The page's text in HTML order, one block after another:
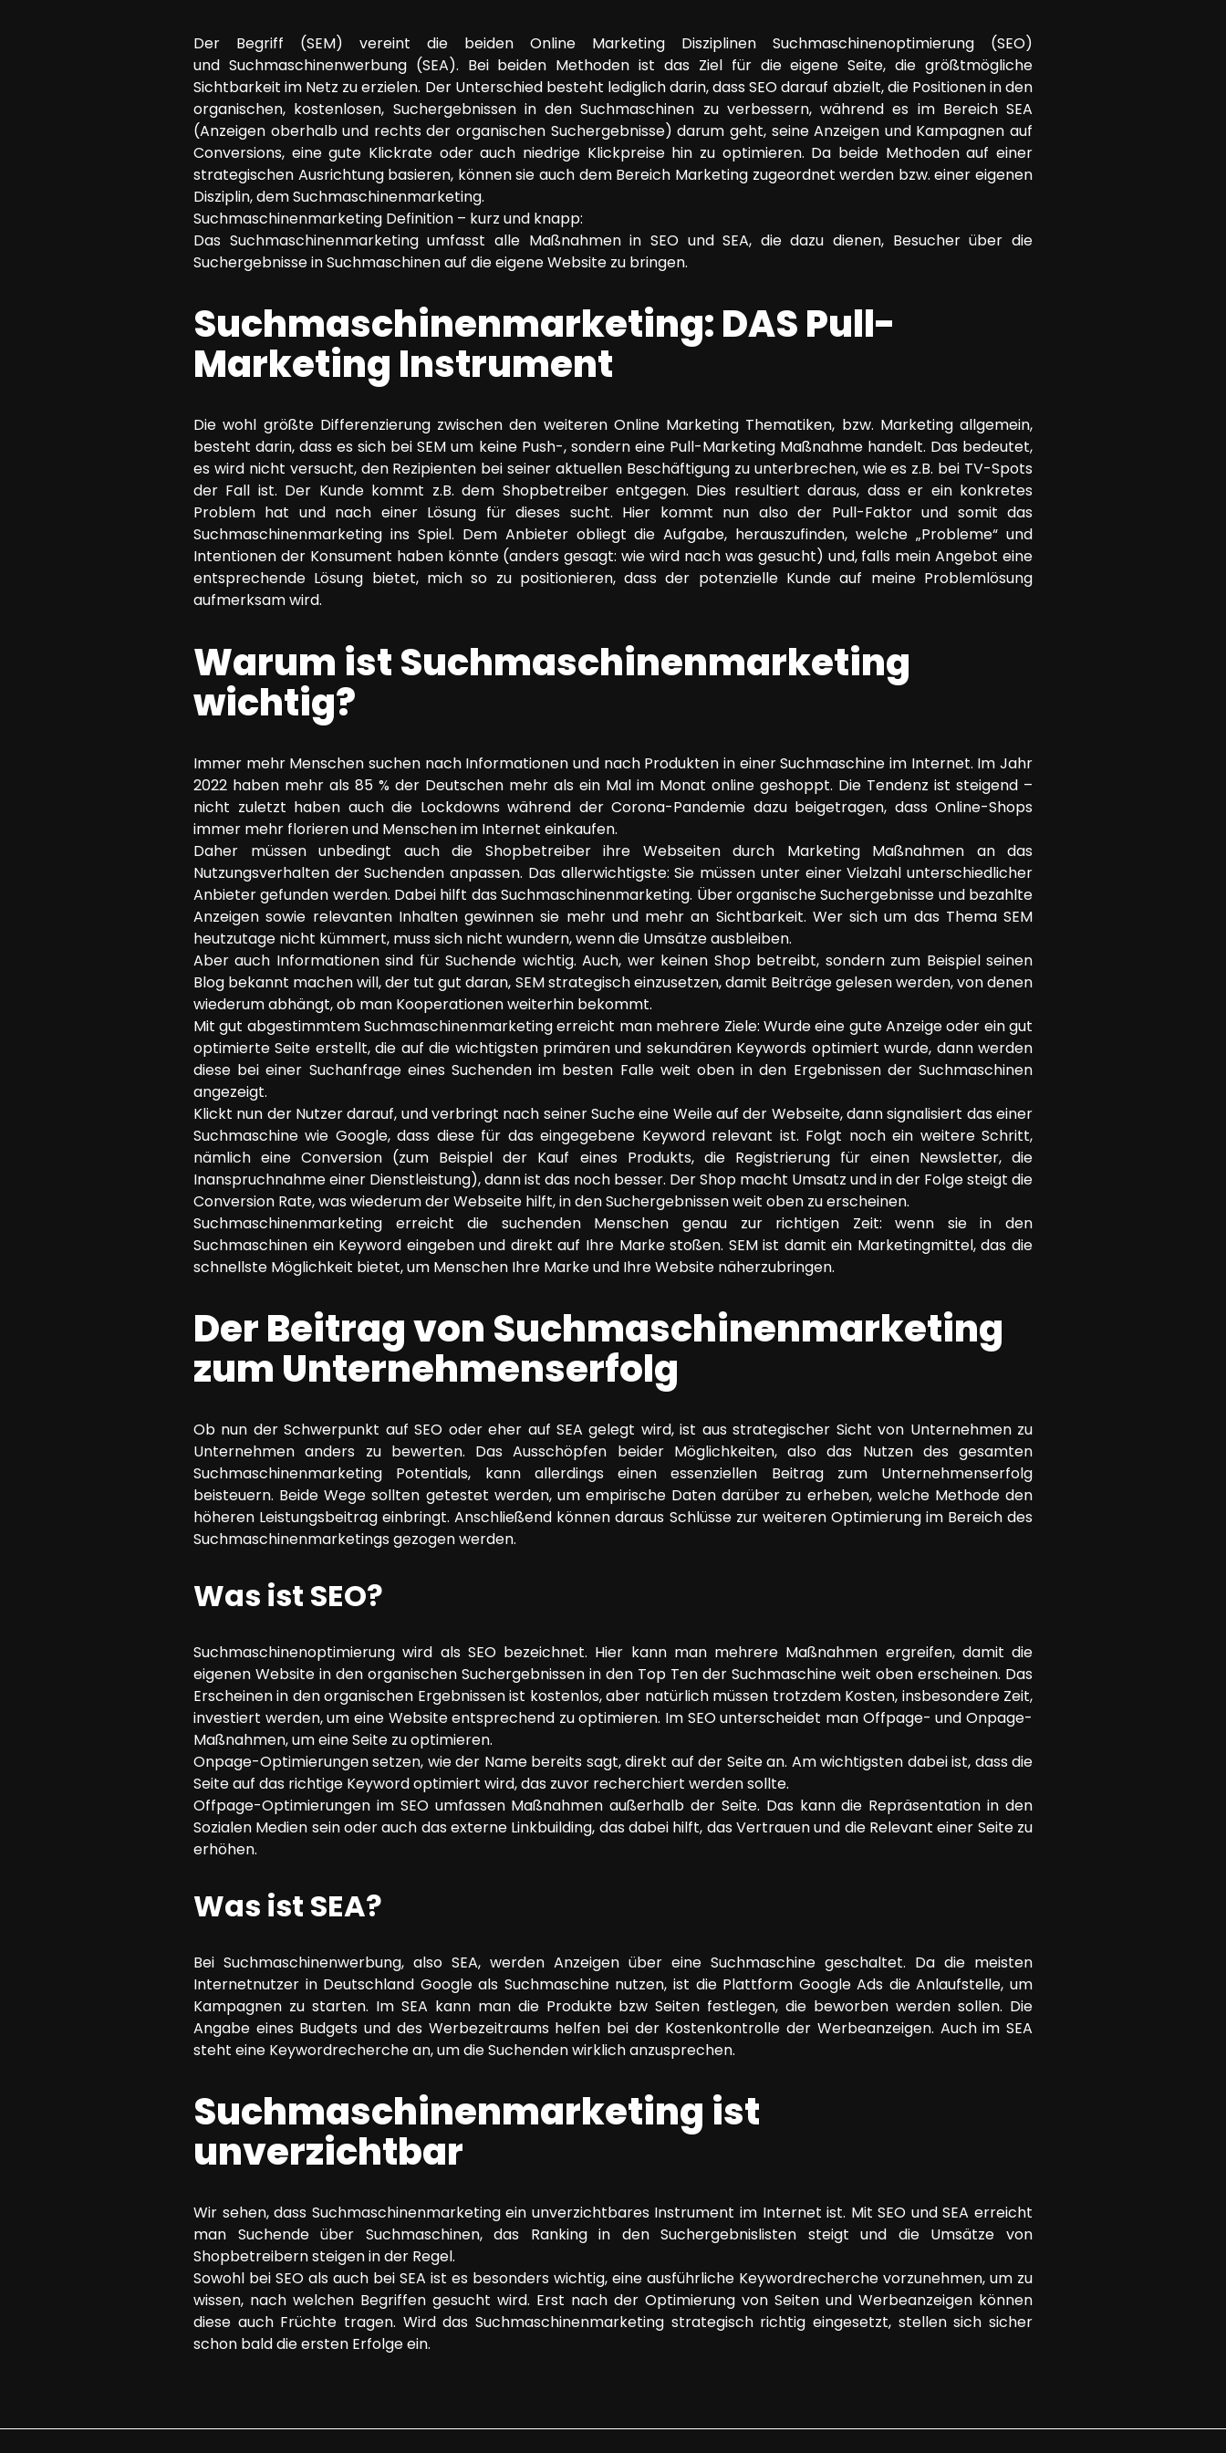
Google Ads Kampagnen-Beratung
Software Architektur Beratung
Der Begriff (SEM) vereint die beiden Online Marketing Disziplinen Suchmaschinenoptimierung (SEO)
und Suchmaschinenwerbung (SEA). Bei beiden Methoden ist das Ziel für die eigene Seite, die größtmögliche
Sichtbarkeit im Netz zu erzielen. Der Unterschied besteht lediglich darin, dass SEO darauf abzielt, die Positionen in den
organischen, kostenlosen, Suchergebnissen in den Suchmaschinen zu verbessern, während es im Bereich SEA
(Anzeigen oberhalb und rechts der organischen Suchergebnisse) darum geht, seine Anzeigen und Kampagnen auf
Conversions, eine gute Klickrate oder auch niedrige Klickpreise hin zu optimieren. Da beide Methoden auf einer
strategischen Ausrichtung basieren, können sie auch dem Bereich Marketing zugeordnet werden bzw. einer eigenen
Disziplin, dem Suchmaschinenmarketing.
Suchmaschinenmarketing Definition – kurz und knapp:
Das Suchmaschinenmarketing umfasst alle Maßnahmen in SEO und SEA, die dazu dienen, Besucher über die
Suchergebnisse in Suchmaschinen auf die eigene Website zu bringen.
Suchmaschinenmarketing: DAS Pull-
Marketing Instrument
Die wohl größte Differenzierung zwischen den weiteren Online Marketing Thematiken, bzw. Marketing allgemein,
besteht darin, dass es sich bei SEM um keine Push-, sondern eine Pull-Marketing Maßnahme handelt. Das bedeutet,
es wird nicht versucht, den Rezipienten bei seiner aktuellen Beschäftigung zu unterbrechen, wie es z.B. bei TV-Spots
der Fall ist. Der Kunde kommt z.B. dem Shopbetreiber entgegen. Dies resultiert daraus, dass er ein konkretes
Problem hat und nach einer Lösung für dieses sucht. Hier kommt nun also der Pull-Faktor und somit das
Suchmaschinenmarketing ins Spiel. Dem Anbieter obliegt die Aufgabe, herauszufinden, welche „Probleme“ und
Intentionen der Konsument haben könnte (anders gesagt: wie wird nach was gesucht) und, falls mein Angebot eine
entsprechende Lösung bietet, mich so zu positionieren, dass der potenzielle Kunde auf meine Problemlösung
aufmerksam wird.
Warum ist Suchmaschinenmarketing
wichtig?
Immer mehr Menschen suchen nach Informationen und nach Produkten in einer Suchmaschine im Internet. Im Jahr
2022 haben mehr als 85 % der Deutschen mehr als ein Mal im Monat online geshoppt. Die Tendenz ist steigend –
nicht zuletzt haben auch die Lockdowns während der Corona-Pandemie dazu beigetragen, dass Online-Shops
immer mehr florieren und Menschen im Internet einkaufen.
Daher müssen unbedingt auch die Shopbetreiber ihre Webseiten durch Marketing Maßnahmen an das
Nutzungsverhalten der Suchenden anpassen. Das allerwichtigste: Sie müssen unter einer Vielzahl unterschiedlicher
Anbieter gefunden werden. Dabei hilft das Suchmaschinenmarketing. Über organische Suchergebnisse und bezahlte
Anzeigen sowie relevanten Inhalten gewinnen sie mehr und mehr an Sichtbarkeit. Wer sich um das Thema SEM
heutzutage nicht kümmert, muss sich nicht wundern, wenn die Umsätze ausbleiben.
Aber auch Informationen sind für Suchende wichtig. Auch, wer keinen Shop betreibt, sondern zum Beispiel seinen
Blog bekannt machen will, der tut gut daran, SEM strategisch einzusetzen, damit Beiträge gelesen werden, von denen
wiederum abhängt, ob man Kooperationen weiterhin bekommt.
Mit gut abgestimmtem Suchmaschinenmarketing erreicht man mehrere Ziele: Wurde eine gute Anzeige oder ein gut
optimierte Seite erstellt, die auf die wichtigsten primären und sekundären Keywords optimiert wurde, dann werden
diese bei einer Suchanfrage eines Suchenden im besten Falle weit oben in den Ergebnissen der Suchmaschinen
angezeigt.
Klickt nun der Nutzer darauf, und verbringt nach seiner Suche eine Weile auf der Webseite, dann signalisiert das einer
Suchmaschine wie Google, dass diese für das eingegebene Keyword relevant ist. Folgt noch ein weitere Schritt,
nämlich eine Conversion (zum Beispiel der Kauf eines Produkts, die Registrierung für einen Newsletter, die
Inanspruchnahme einer Dienstleistung), dann ist das noch besser. Der Shop macht Umsatz und in der Folge steigt die
Conversion Rate, was wiederum der Webseite hilft, in den Suchergebnissen weit oben zu erscheinen.
Suchmaschinenmarketing erreicht die suchenden Menschen genau zur richtigen Zeit: wenn sie in den
Suchmaschinen ein Keyword eingeben und direkt auf Ihre Marke stoßen. SEM ist damit ein Marketingmittel, das die
schnellste Möglichkeit bietet, um Menschen Ihre Marke und Ihre Website näherzubringen.
Der Beitrag von Suchmaschinenmarketing
zum Unternehmenserfolg
Ob nun der Schwerpunkt auf SEO oder eher auf SEA gelegt wird, ist aus strategischer Sicht von Unternehmen zu
Unternehmen anders zu bewerten. Das Ausschöpfen beider Möglichkeiten, also das Nutzen des gesamten
Suchmaschinenmarketing Potentials, kann allerdings einen essenziellen Beitrag zum Unternehmenserfolg
beisteuern. Beide Wege sollten getestet werden, um empirische Daten darüber zu erheben, welche Methode den
höheren Leistungsbeitrag einbringt. Anschließend können daraus Schlüsse zur weiteren Optimierung im Bereich des
Suchmaschinenmarketings gezogen werden.
Was ist SEO?
Suchmaschinenoptimierung wird als SEO bezeichnet. Hier kann man mehrere Maßnahmen ergreifen, damit die
eigenen Website in den organischen Suchergebnissen in den Top Ten der Suchmaschine weit oben erscheinen. Das
Erscheinen in den organischen Ergebnissen ist kostenlos, aber natürlich müssen trotzdem Kosten, insbesondere Zeit,
investiert werden, um eine Website entsprechend zu optimieren. Im SEO unterscheidet man Offpage- und Onpage-
Maßnahmen, um eine Seite zu optimieren.
Onpage-Optimierungen setzen, wie der Name bereits sagt, direkt auf der Seite an. Am wichtigsten dabei ist, dass die
Seite auf das richtige Keyword optimiert wird, das zuvor recherchiert werden sollte.
Offpage-Optimierungen im SEO umfassen Maßnahmen außerhalb der Seite. Das kann die Repräsentation in den
Sozialen Medien sein oder auch das externe Linkbuilding, das dabei hilft, das Vertrauen und die Relevant einer Seite zu
erhöhen.
Was ist SEA?
Bei Suchmaschinenwerbung, also SEA, werden Anzeigen über eine Suchmaschine geschaltet. Da die meisten
Internetnutzer in Deutschland Google als Suchmaschine nutzen, ist die Plattform Google Ads die Anlaufstelle, um
Kampagnen zu starten. Im SEA kann man die Produkte bzw Seiten festlegen, die beworben werden sollen. Die
Angabe eines Budgets und des Werbezeitraums helfen bei der Kostenkontrolle der Werbeanzeigen. Auch im SEA
steht eine Keywordrecherche an, um die Suchenden wirklich anzusprechen.
Suchmaschinenmarketing ist
unverzichtbar
Wir sehen, dass Suchmaschinenmarketing ein unverzichtbares Instrument im Internet ist. Mit SEO und SEA erreicht
man Suchende über Suchmaschinen, das Ranking in den Suchergebnislisten steigt und die Umsätze von
Shopbetreibern steigen in der Regel.
Sowohl bei SEO als auch bei SEA ist es besonders wichtig, eine ausführliche Keywordrecherche vorzunehmen, um zu
wissen, nach welchen Begriffen gesucht wird. Erst nach der Optimierung von Seiten und Werbeanzeigen können
diese auch Früchte tragen. Wird das Suchmaschinenmarketing strategisch richtig eingesetzt, stellen sich sicher
schon bald die ersten Erfolge ein.